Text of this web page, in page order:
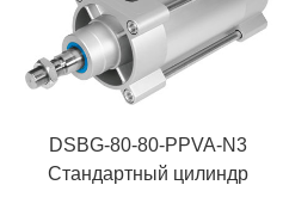
DSBG-80-80-PPVA-N3
Стандартный цилиндр